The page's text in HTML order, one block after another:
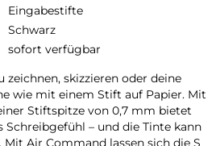
Eingabestifte
Schwarz
sofort verfügbar
zeichnen, skizzieren oder deine
wie mit einem Stift auf Papier. Mit
Stiftspitze von 0,7 mm bietet
Schreibgefühl – und die Tinte kann
Air Command lassen sich die S